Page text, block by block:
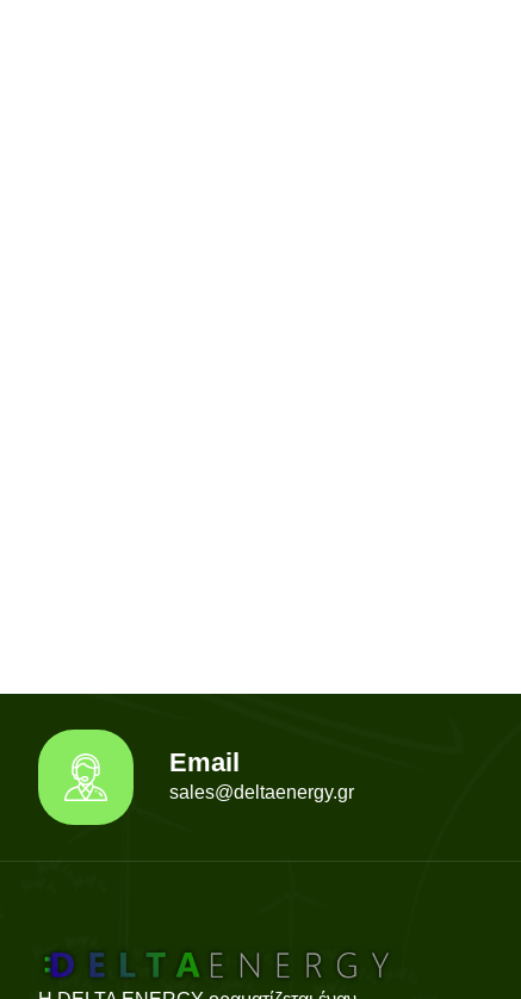
Email
sales@deltaenergy.gr